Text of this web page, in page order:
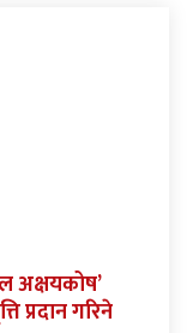
अक्षयकोष’
प्रदान गरिने